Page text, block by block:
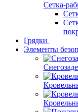
Сетка-
Грядки
Элементы